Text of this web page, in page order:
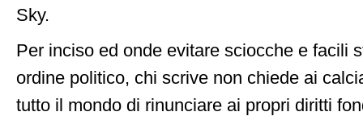
Sky.
Per inciso ed onde evitare sciocche e facili
ordine politico, chi scrive non chiede ai
tutto il mondo di rinunciare ai propri diritti